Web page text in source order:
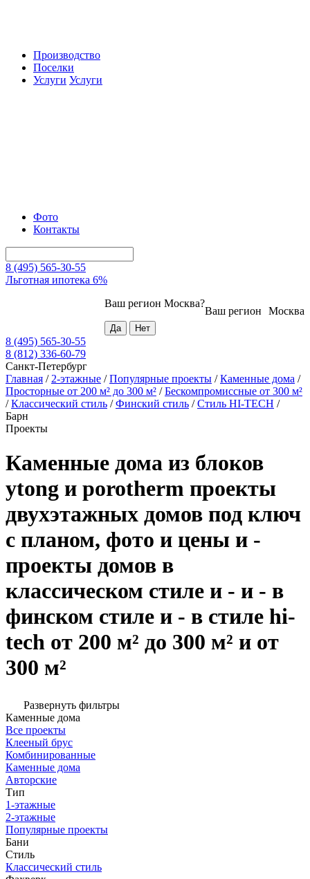
Производство
Поселки
Услуги Услуги
Фото
Контакты
8 (495) 565-30-55
Льготная ипотека 6%
Москва
Ваш регион
Ваш регион Москва?
8 (495) 565-30-55
8 (812) 336-60-79
Санкт-Петербург
Главная / 2-этажные /Популярные проекты /Каменные дома /
Просторные от 200 м² до 300 м² /Бескомпромиссные от 300 м²
/Классический стиль /Финский стиль /Стиль HI-TECH /
Барн
Проекты
Каменные дома из блоков
ytong и porotherm проекты
двухэтажных домов под ключ
с планом, фото и цены и -
проекты домов в
классическом стиле и - и - в
финском стиле и - в стиле hi-
tech от 200 м² до 300 м² и от
300 м²
Развернуть фильтры
Каменные дома
Все проекты
Клееный брус
Комбинированные
Каменные дома
Авторские
Тип
1-этажные
2-этажные
Популярные проекты
Бани
Стиль
Классический стиль